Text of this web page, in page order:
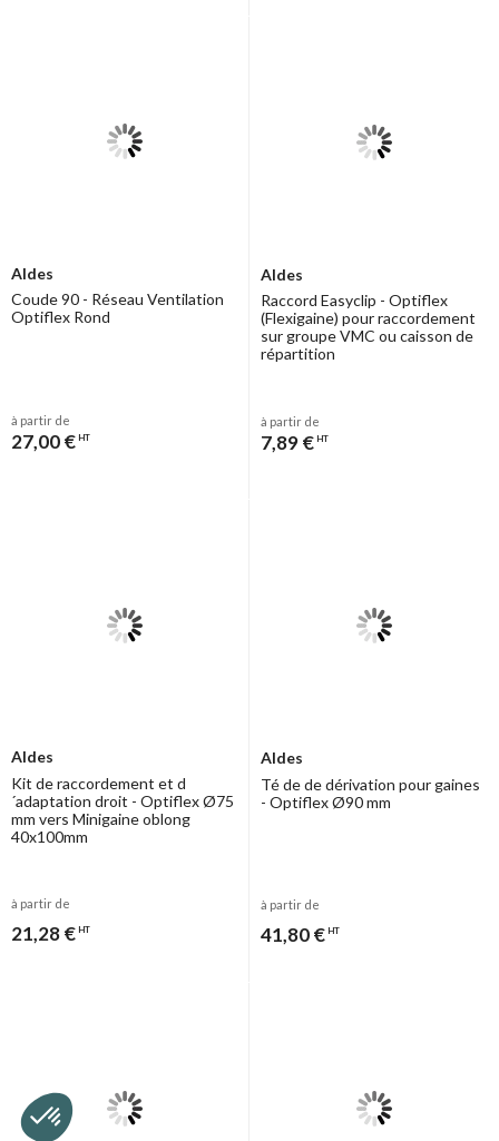
Aldes
Coude 90 - Réseau Ventilation
Optiflex Rond
à partir de
27,00 € HT
Aldes
Raccord Easyclip - Optiflex
(Flexigaine) pour raccordement
sur groupe VMC ou caisson de
répartition
à partir de
7,89 € HT
Aldes
Kit de raccordement et d
´adaptation droit - Optiflex Ø75
mm vers Minigaine oblong
40x100mm
à partir de
21,28 € HT
Aldes
Té de de dérivation pour gaines
- Optiflex Ø90 mm
à partir de
41,80 € HT